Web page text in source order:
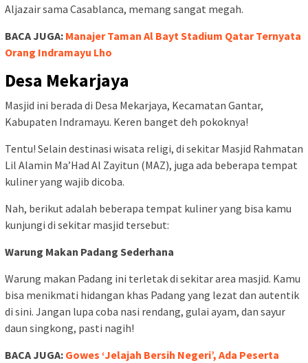
Aljazair sama Casablanca, memang sangat megah.
BACA JUGA: Manajer Taman Al Bayt Stadium Qatar Ternyata
Orang Indramayu Lho
Desa Mekarjaya
Masjid ini berada di Desa Mekarjaya, Kecamatan Gantar,
Kabupaten Indramayu. Keren banget deh pokoknya!
Tentu! Selain destinasi wisata religi, di sekitar Masjid Rahmatan
Lil Alamin Ma’Had Al Zayitun (MAZ), juga ada beberapa tempat
kuliner yang wajib dicoba.
Nah, berikut adalah beberapa tempat kuliner yang bisa kamu
kunjungi di sekitar masjid tersebut:
Warung Makan Padang Sederhana
Warung makan Padang ini terletak di sekitar area masjid. Kamu
bisa menikmati hidangan khas Padang yang lezat dan autentik
di sini. Jangan lupa coba nasi rendang, gulai ayam, dan sayur
daun singkong, pasti nagih!
BACA JUGA: Gowes ‘Jelajah Bersih Negeri’, Ada Peserta